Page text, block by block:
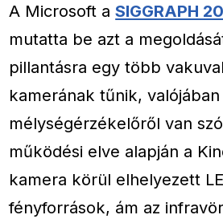
A Microsoft aSIGGRAPH
mutatta be azt a
pillantásra egy több
kamerának tűnik,
mélységérzékelőről van
működési elve alapján a
kamera körül elhelyezett
fényforrások, ám az